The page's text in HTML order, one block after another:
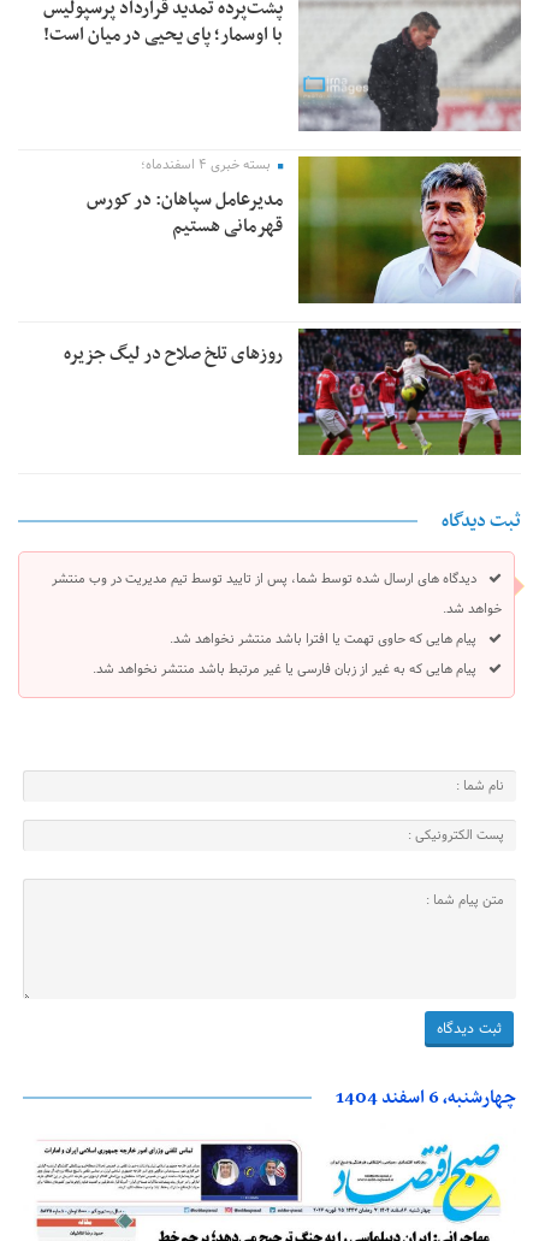
پشت‌پرده تمدید قرارداد پرسپولیس
با اوسمار؛ پای یحیی در میان است!
بسته خبری ۴ اسفندماه؛
مدیرعامل سپاهان: در کورس
قهرمانی هستیم
روزهای تلخ صلاح در لیگ جزیره
ثبت دیدگاه
دیدگاه های ارسال شده توسط شما، پس از تایید توسط تیم مدیریت در وب منتشر
خواهد شد.
پیام هایی که حاوی تهمت یا افترا باشد منتشر نخواهد شد.
پیام هایی که به غیر از زبان فارسی یا غیر مرتبط باشد منتشر نخواهد شد.
چهارشنبه، 6 اسفند 1404